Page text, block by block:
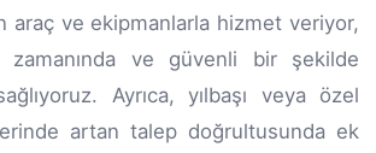
araç ve ekipmanlarla hizmet veriyor,
zamanında ve güvenli bir şekilde
sağlıyoruz. Ayrıca, yılbaşı veya özel
artan talep doğrultusunda ek